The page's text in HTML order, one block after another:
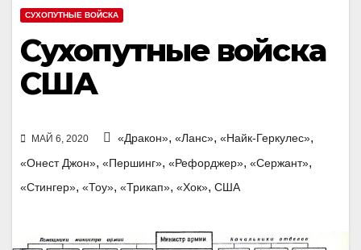
СУХОПУТНЫЕ ВОЙСКА
Сухопутные войска
США
МАЙ 6, 2020 «Дракон», «Ланс», «Найк-Геркулес»,
«Онест Джон», «Першинг», «Рефорджер», «Сержант»,
«Стингер», «Тоу», «Трикап», «Хок», США